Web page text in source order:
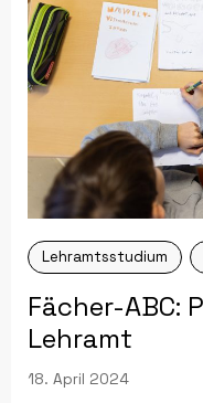
Lehramtsstudium
Fächer-ABC:
Lehramt
18. April 2024